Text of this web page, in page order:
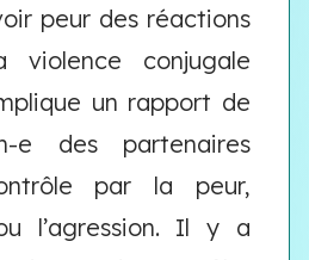
peur des réactions
violence conjugale
un rapport de
e des partenaires
par la peur,
l’agression. Il y a